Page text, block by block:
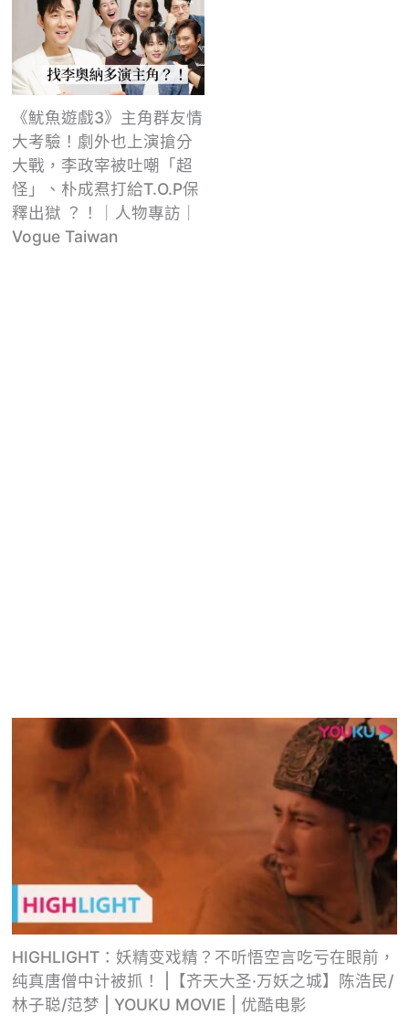
《魷魚遊戲3》主角群友情
大考驗！劇外也上演搶分
大戰，李政宰被吐嘲「超
怪」、朴成焄打給T.O.P保
釋出獄 ？！｜人物專訪｜
Vogue Taiwan
HIGHLIGHT：妖精变戏精？不听悟空言吃亏在眼前，
纯真唐僧中计被抓！ |【齐天大圣·万妖之城】陈浩民/
林子聪/范梦 | YOUKU MOVIE | 优酷电影